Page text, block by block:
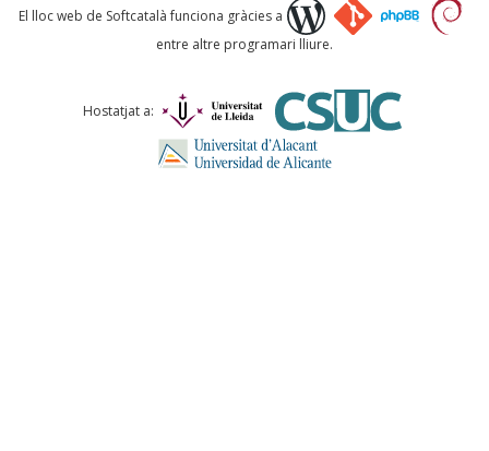
Què proposeu?
Comentari *
El lloc web de Softcatalà funciona gràcies a
entre altre programari lliure.
Hostatjat a: